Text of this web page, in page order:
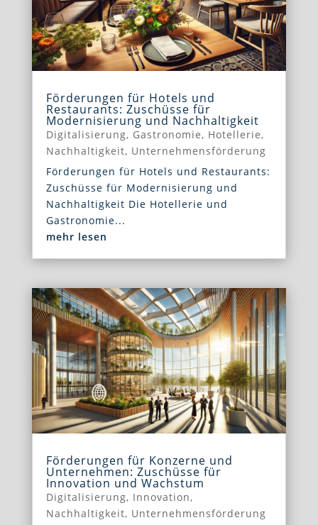
Förderungen für Hotels und
Restaurants: Zuschüsse für
Modernisierung und Nachhaltigkeit
Digitalisierung, Gastronomie, Hotellerie,
Nachhaltigkeit, Unternehmensförderung
Förderungen für Hotels und Restaurants:
Zuschüsse für Modernisierung und
Nachhaltigkeit Die Hotellerie und
Gastronomie...
mehr lesen
Förderungen für Konzerne und
Unternehmen: Zuschüsse für
Innovation und Wachstum
Digitalisierung, Innovation,
Nachhaltigkeit, Unternehmensförderung